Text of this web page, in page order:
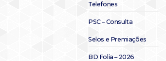
Telefones
PSC – Consulta
Selos e Premiações
BD Folia – 2026